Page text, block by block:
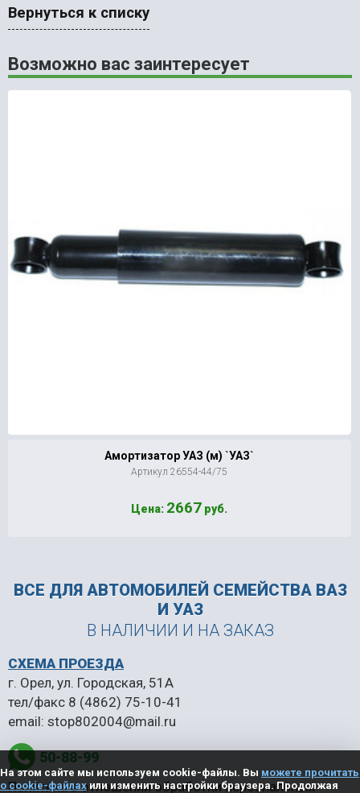
Вернуться к списку
Возможно вас заинтересует
Амортизатор УАЗ (м) `УАЗ`
Артикул 26554-44/75
Цена: 2667 руб.
ВСЕ ДЛЯ АВТОМОБИЛЕЙ СЕМЕЙСТВА ВАЗ
И УАЗ
В НАЛИЧИИ И НА ЗАКАЗ
50-88-99
СХЕМА ПРОЕЗДА
г. Орел, ул. Городская, 51А
тел/факс 8 (4862) 75-10-41
email: stop802004@mail.ru
Политика в отношении обработки персональных
На этом сайте мы используем cookie-файлы. Вы можете прочитать
о cookie-файлахили изменить настройки браузера. Продолжая